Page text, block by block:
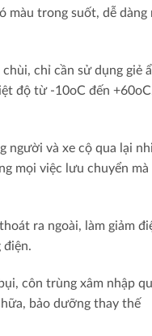
màu trong suốt, dễ dàng
chỉ cần sử dụng giẻ
độ từ -10oC đến
và xe cộ qua lại
mọi việc lưu chuyển mà
ra ngoài, làm giảm
điện.
côn trùng xâm nhập
bảo dưỡng thay thế